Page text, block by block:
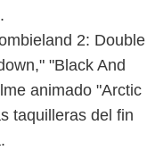
2: Double
"Black And
animado "Arctic
taquilleras del fin